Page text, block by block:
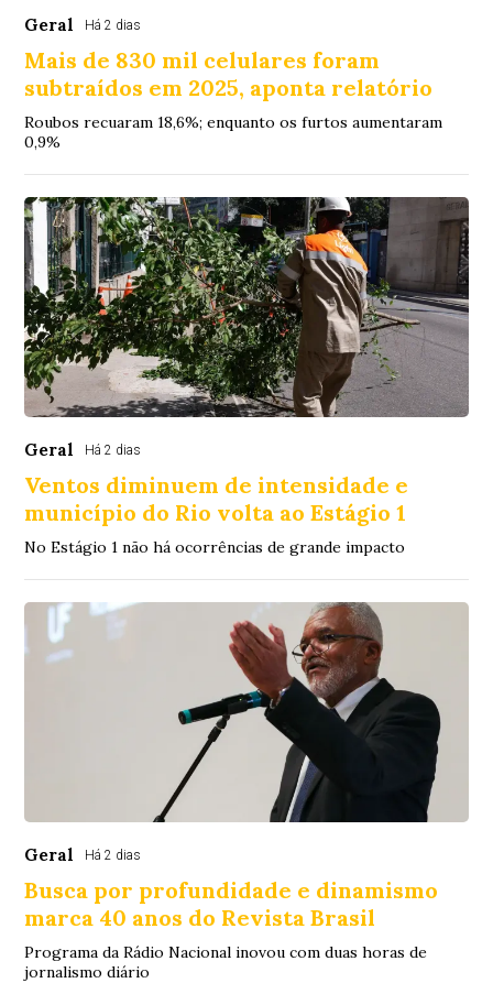
Geral Há 2 dias
Mais de 830 mil celulares foram
subtraídos em 2025, aponta relatório
Roubos recuaram 18,6%; enquanto os furtos aumentaram
0,9%
Geral Há 2 dias
Ventos diminuem de intensidade e
município do Rio volta ao Estágio 1
No Estágio 1 não há ocorrências de grande impacto
Geral Há 2 dias
Busca por profundidade e dinamismo
marca 40 anos do Revista Brasil
Programa da Rádio Nacional inovou com duas horas de
jornalismo diário